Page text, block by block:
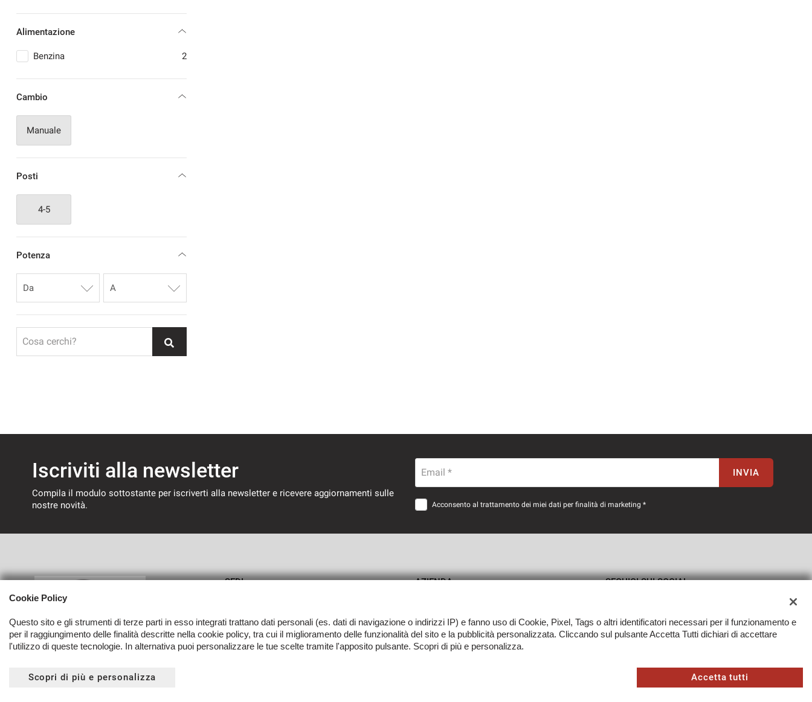
VOLVO
1
Alimentazione
Benzina 2
Cambio
Manuale
Posti
4-5
Potenza
Cosa cerchi?
Iscriviti alla newsletter
Compila il modulo sottostante per iscriverti alla newsletter e ricevere aggiornamenti sulle
nostre novità.
Email * INVIA
Acconsento al trattamento dei miei dati per finalità di marketing *
SEDI AZIENDA SEGUICI SUI SOCIAL
Copyright © 2026 Autoverri Di Giancarlo Verri - P.IVA 03406080139 -
Cookie Policy
Questo sito e gli strumenti di terze parti in esso integrati trattano dati personali (es. dati di navigazione o indirizzi IP) e fanno uso di Cookie, Pixel, Tags o altri identificatori necessari per il funzionamento e
per il raggiungimento delle finalità descritte nella cookie policy, tra cui il miglioramento delle funzionalità del sito e la pubblicità personalizzata. Cliccando sul pulsante Accetta Tutti dichiari di accettare
l'utilizzo di queste tecnologie. In alternativa puoi personalizzare le tue scelte tramite l'apposito pulsante. Scopri di più e personalizza.
Scopri di più e personalizza Accetta tutti